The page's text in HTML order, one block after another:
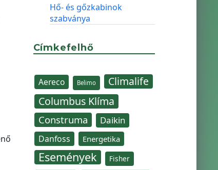
Hő- és gőzkabinok
szabványa
Címkefelhő
Aereco Belimo
Climalife
Columbus Klíma
Construma Daikin
Danfoss Energetika
Események Fisher